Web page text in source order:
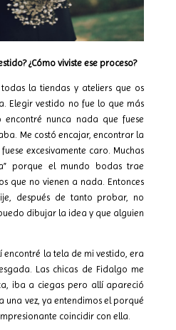
¿Cómo viviste ese proceso?
la tiendas y ateliers que os
Elegir vestido no fue lo que más
nunca nada que fuese
Me costó encajar, encontrar la
excesivamente caro. Muchas
porque el mundo bodas trae
que no vienen a nada. Entonces
después de tanto probar, no
dibujar la idea y que alguien
encontré la tela de mi vestido, era
Las chicas de Fidalgo me
iba a ciegas pero allí apareció
una vez, ya entendimos el porqué
coincidir con ella.